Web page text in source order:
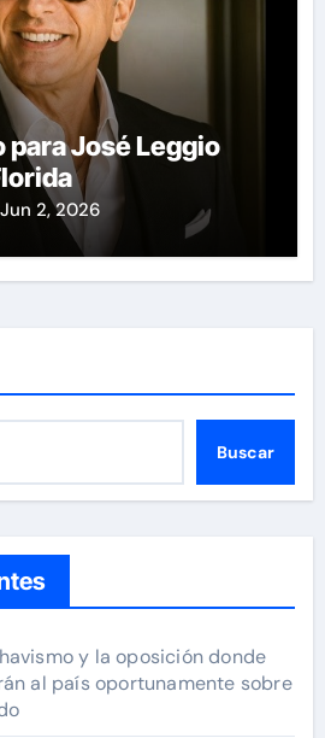
José Leggio
Jun 2, 2026
Buscar
y la oposición donde
al país oportunamente sobre